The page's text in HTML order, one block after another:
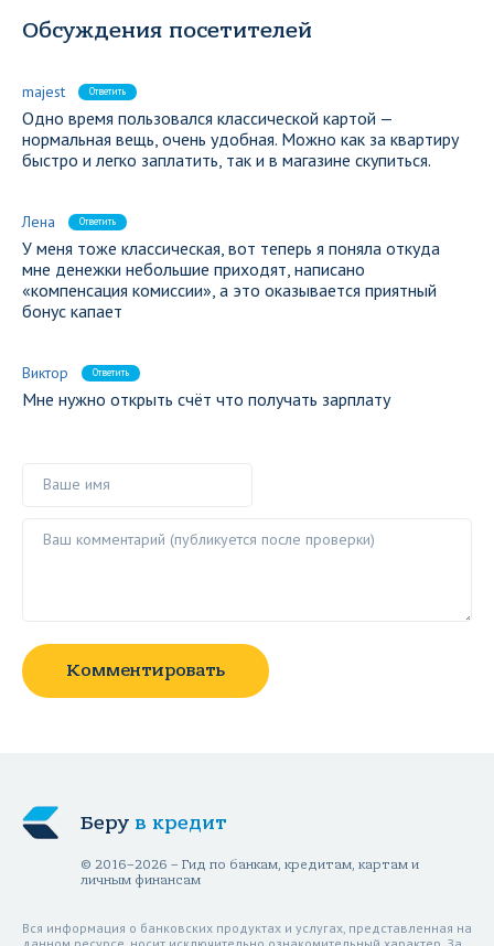
Обсуждения посетителей
majest Ответить
Одно время пользовался классической картой —
нормальная вещь, очень удобная. Можно как за квартиру
быстро и легко заплатить, так и в магазине скупиться.
Лена Ответить
У меня тоже классическая, вот теперь я поняла откуда
мне денежки небольшие приходят, написано
«компенсация комиссии», а это оказывается приятный
бонус капает
Виктор Ответить
Мне нужно открыть счёт что получать зарплату
Комментировать
Беру в кредит
© 2016–2026 – Гид по банкам, кредитам, картам и
личным финансам
Вся информация о банковских продуктах и услугах, представленная на